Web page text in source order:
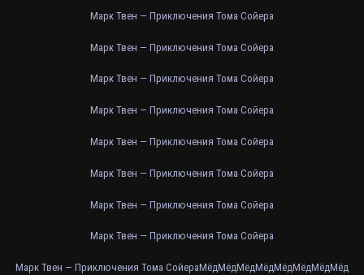
Марк Твен — Приключения Тома Сойера
Марк Твен — Приключения Тома Сойера
Марк Твен — Приключения Тома Сойера
Марк Твен — Приключения Тома Сойера
Марк Твен — Приключения Тома Сойера
Марк Твен — Приключения Тома Сойера
Марк Твен — Приключения Тома Сойера
Марк Твен — Приключения Тома Сойера
Марк Твен — Приключения Тома СойераМёдМёдМёдМёдМёдМёдМёдМёд